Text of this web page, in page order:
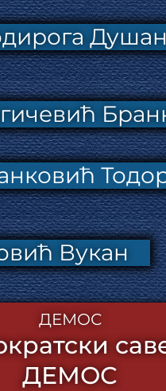
Душан
Вукан
ДЕМОС
ДЕМОС